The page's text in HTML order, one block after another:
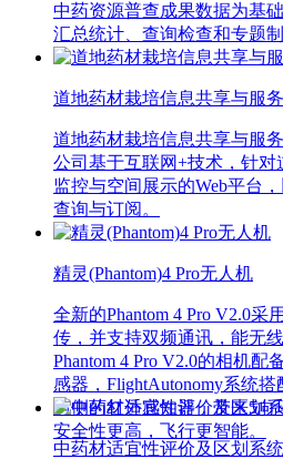
中药资源普查成果数据为基
汇总统计、查询检查和专题制
道地药材栽培信息共享与服
道地药材栽培信息共享与服
公司基于互联网+技术，针
监控与空间展示的Web平台
查询与订阅。
精灵(Phantom)4 Pro无人机
全新的Phantom 4 Pro V2.0采
传，并支持双频通讯，能无
Phantom 4 Pro V2.0的相机配
感器，FlightAutonomy系统
两侧的红外感知器，带来5向
安全性更高，飞行更智能。
中药材适宜性评价及区划系统